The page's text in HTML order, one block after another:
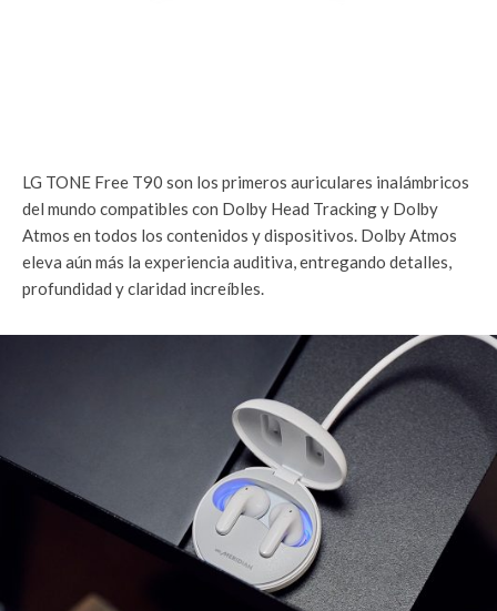
LG TONE Free T90 son los primeros auriculares inalámbricos
del mundo compatibles con Dolby Head Tracking y Dolby
Atmos en todos los contenidos y dispositivos. Dolby Atmos
eleva aún más la experiencia auditiva, entregando detalles,
profundidad y claridad increíbles.